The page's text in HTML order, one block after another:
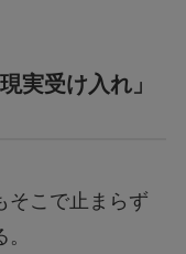
実受け入れ」
そこで止まらず